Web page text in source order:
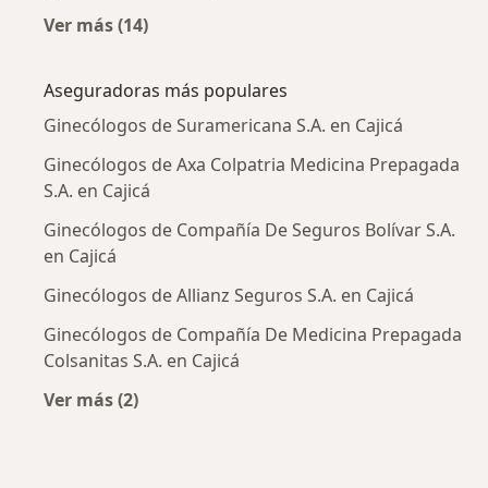
Ver más (14)
Aseguradoras más populares
Ginecólogos de Suramericana S.A. en Cajicá
Ginecólogos de Axa Colpatria Medicina Prepagada
S.A. en Cajicá
Ginecólogos de Compañía De Seguros Bolívar S.A.
en Cajicá
Ginecólogos de Allianz Seguros S.A. en Cajicá
Ginecólogos de Compañía De Medicina Prepagada
Colsanitas S.A. en Cajicá
Ver más (2)